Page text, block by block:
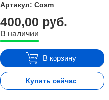
Артикул: Cosm
400,00 руб.
В наличии
В корзину
Купить сейчас